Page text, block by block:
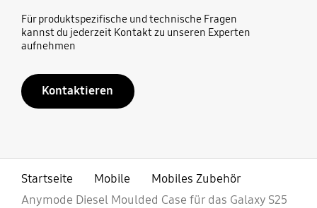
Für produktspezifische und technische Fragen
kannst du jederzeit Kontakt zu unseren Experten
aufnehmen
Kontaktieren
Startseite Mobile
Mobiles Zubehör
Anymode Diesel Moulded Case für das Galaxy S25